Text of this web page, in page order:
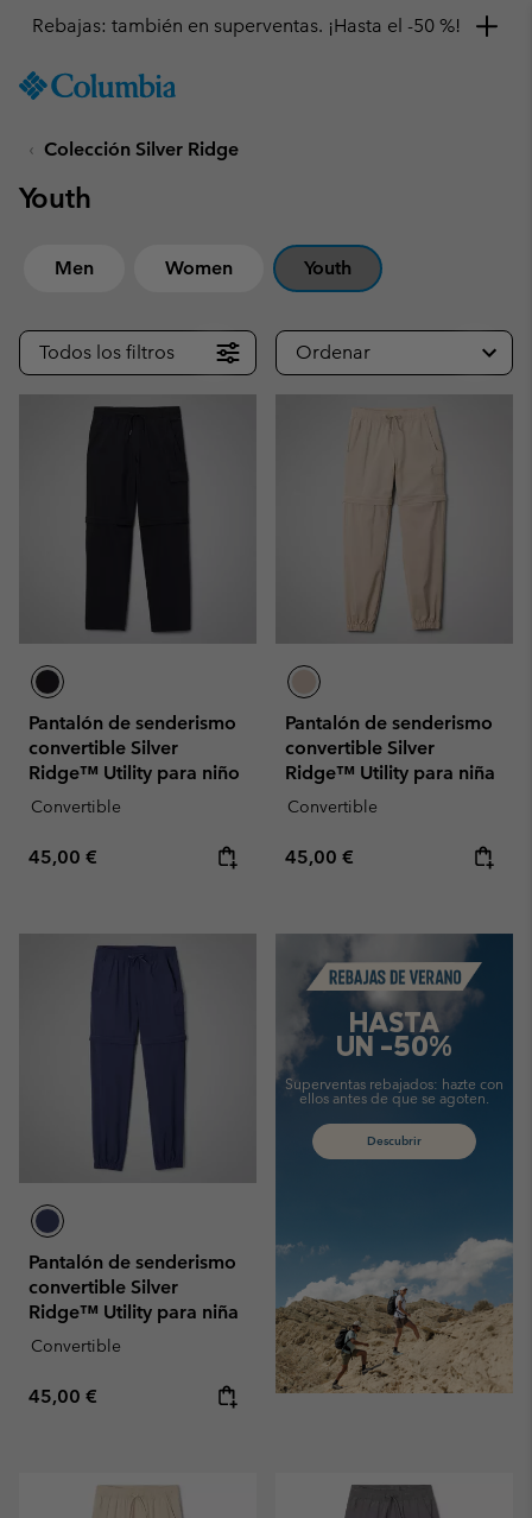
TO
SKIP
MAIN
SKIP
Rebajas: también en superventas. ¡Hasta el -50 %!
Colección Silver Ridge
Youth
Men Women Youth
Todos los filtros Ordenar
Pantalón de senderismo
convertible Silver
Ridge™ Utility para niño
Convertible
Regular price:
45,00 €
Pantalón de senderismo
convertible Silver
Ridge™ Utility para niña
Convertible
Regular price:
45,00 €
Pantalón de senderismo
convertible Silver
Ridge™ Utility para niña
Convertible
Regular price:
45,00 €
Summer Sale
HASTA
UN -50%
Superventas rebajados: hazte con
ellos antes de que se agoten.
Descubrir